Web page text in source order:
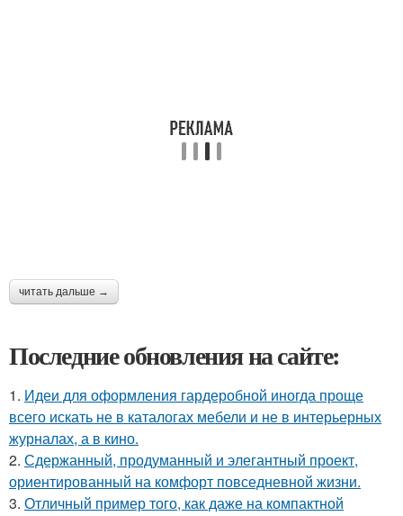
читать дальше →
Последние обновления на сайте:
1. Идеи для оформления гардеробной иногда проще
всего искать не в каталогах мебели и не в интерьерных
журналах, а в кино.
2. Сдержанный, продуманный и элегантный проект,
ориентированный на комфорт повседневной жизни.
3. Отличный пример того, как даже на компактной